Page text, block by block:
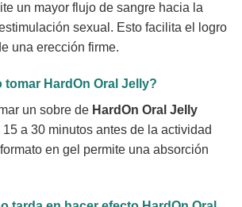
un mayor flujo de sangre hacia la
sexual. Esto facilita el logro
una erección firme.
tomar HardOn Oral Jelly?
un sobre de HardOn Oral Jelly
a 30 minutos antes de la actividad
en gel permite una absorción